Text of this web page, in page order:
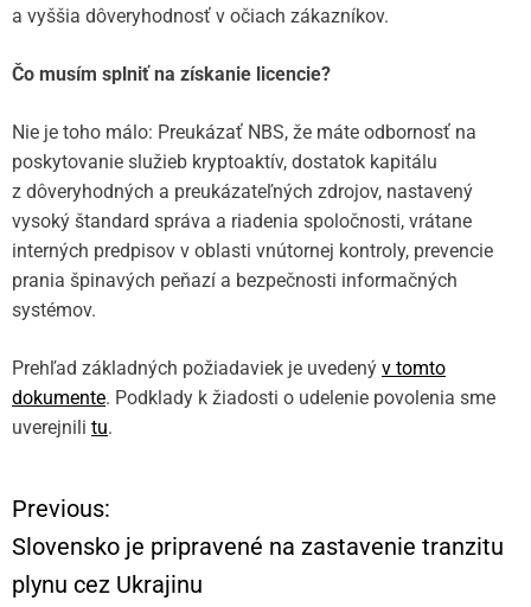
a vyššia dôveryhodnosť v očiach zákazníkov.
Čo musím splniť na získanie licencie?
Nie je toho málo: Preukázať NBS, že máte odbornosť na
poskytovanie služieb kryptoaktív, dostatok kapitálu
z dôveryhodných a preukázateľných zdrojov, nastavený
vysoký štandard správa a riadenia spoločnosti, vrátane
interných predpisov v oblasti vnútornej kontroly, prevencie
prania špinavých peňazí a bezpečnosti informačných
systémov.
Prehľad základných požiadaviek je uvedený v tomto
dokumente. Podklady k žiadosti o udelenie povolenia sme
uverejnili tu.
N
a
Previous:
Slovensko je pripravené na zastavenie tranzitu
plynu cez Ukrajinu